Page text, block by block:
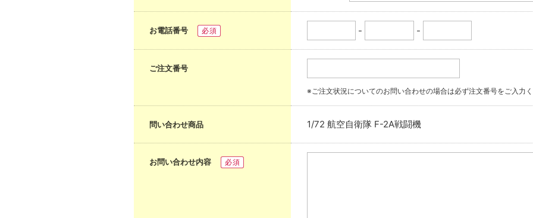
お電話番号 必須 - -
ご注文番号
※ご注文状況についてのお問い合わせの場合は必ず注文番号をご入力
問い合わせ商品 1/72 航空自衛隊 F-2A戦闘機
お問い合わせ内容 必須